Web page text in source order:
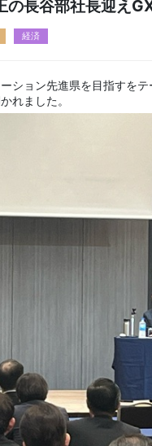
の長谷部社長迎え
経済
ション先進県を目指すを
れました。